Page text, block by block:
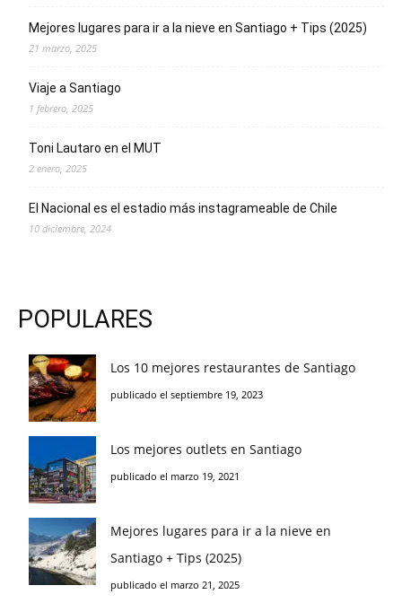
Mejores lugares para ir a la nieve en Santiago + Tips (2025)
21 marzo, 2025
Viaje a Santiago
1 febrero, 2025
Toni Lautaro en el MUT
2 enero, 2025
El Nacional es el estadio más instagrameable de Chile
10 diciembre, 2024
POPULARES
Los 10 mejores restaurantes de Santiago
publicado el septiembre 19, 2023
Los mejores outlets en Santiago
publicado el marzo 19, 2021
Mejores lugares para ir a la nieve en
Santiago + Tips (2025)
publicado el marzo 21, 2025